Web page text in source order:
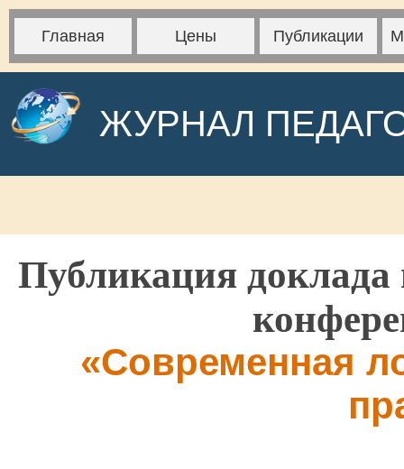
Главная Цены Публикации
ЖУРНАЛ
Публикация доклада
«Современная